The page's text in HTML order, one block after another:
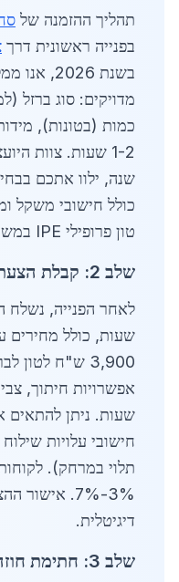
תהליך ההזמנה של
בפנייה ראשונית דרך
בשנת
כמות (בטונות),
שנה, ילוו אתכם
טון פרופילי IPE במשקל 5,500 ש"ח לטון.
שלב 2: קבלת הצעת מחיר והתאמה
3,900 ש"ח
שעות. ניתן
תלוי במרחק).
3%-7%.
דיגיטלית.
שלב 3: חתימת חוזה ותשלום מקדמה